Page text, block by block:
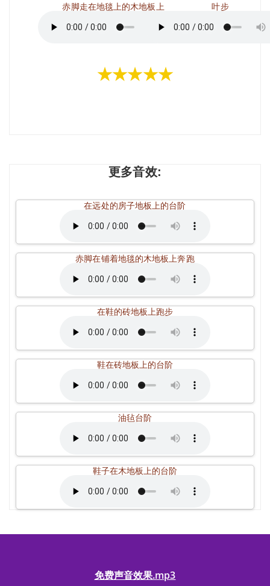
赤脚走在地毯上的木地板上 叶步
★★★★★
更多音效:
在远处的房子地板上的台阶
赤脚在铺着地毯的木地板上奔跑
在鞋的砖地板上跑步
鞋在砖地板上的台阶
油毡台阶
鞋子在木地板上的台阶
免费声音效果.mp3